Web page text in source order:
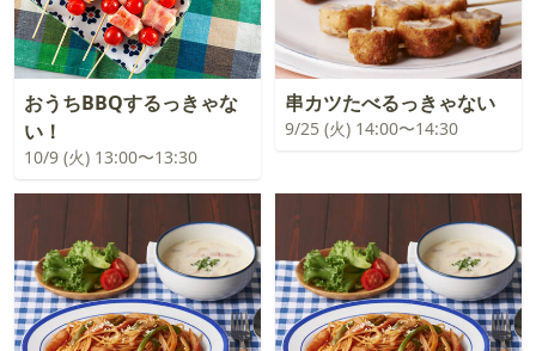
おうちBBQするっきゃな
い！
10/9 (火) 13:00〜13:30
串カツたべるっきゃない
9/25 (火) 14:00〜14:30